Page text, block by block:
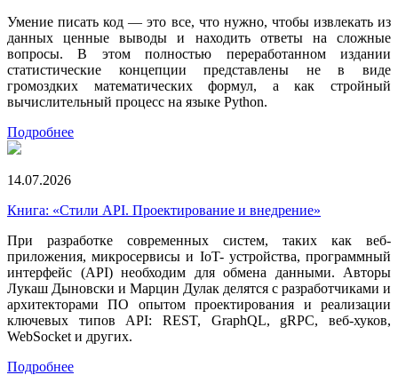
Умение писать код — это все, что нужно, чтобы извлекать из
данных ценные выводы и находить ответы на сложные
вопросы. В этом полностью переработанном издании
статистические концепции представлены не в виде
громоздких математических формул, а как стройный
вычислительный процесс на языке Python.
Подробнее
14.07.2026
Книга: «Стили API. Проектирование и внедрение»
При разработке современных систем, таких как веб-
приложения, микросервисы и IoT- устройства, программный
интерфейс (API) необходим для обмена данными. Авторы
Лукаш Дыновски и Марцин Дулак делятся с разработчиками и
архитекторами ПО опытом проектирования и реализации
ключевых типов API: REST, GraphQL, gRPC, веб-хуков,
WebSocket и других.
Подробнее